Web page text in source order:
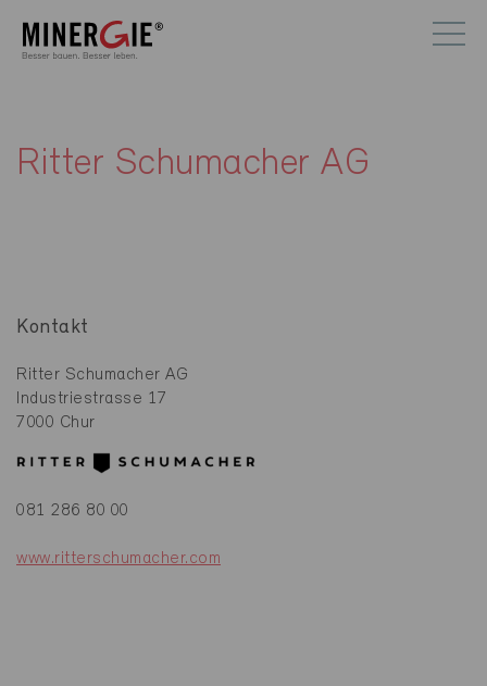
Ritter Schumacher AG
Kontakt
Ritter Schumacher AG
Industriestrasse 17
7000 Chur
081 286 80 00
www.ritterschumacher.com